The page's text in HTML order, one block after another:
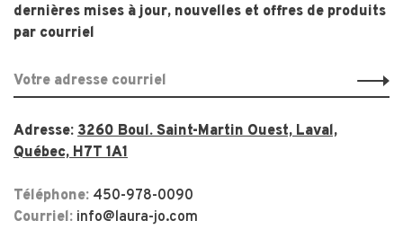
dernières mises à jour, nouvelles et offres de produits
par courriel
Adresse: 3260 Boul. Saint-Martin Ouest, Laval,
Québec, H7T 1A1
Téléphone: 450-978-0090
Courriel: info@laura-jo.com